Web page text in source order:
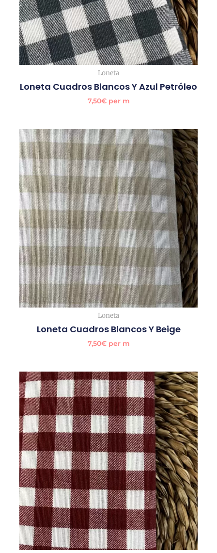
Loneta
Loneta Cuadros Blancos Y Azul Petróleo
7,50€per m
Loneta
Loneta Cuadros Blancos Y Beige
7,50€per m